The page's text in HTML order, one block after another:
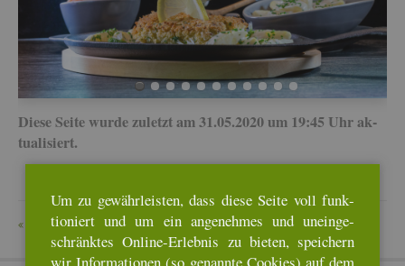
Diese Seite wurde zu­letzt am 31.05.2020 um 19:45 Uhr ak­
tua­li­siert.
ZU­RÜCK
Um zu ge­währ­leis­ten, dass diese Seite voll funk­
tio­niert und um ein an­ge­neh­mes und un­ein­ge­
schränk­tes On­line-Er­leb­nis zu bie­ten, spei­chern